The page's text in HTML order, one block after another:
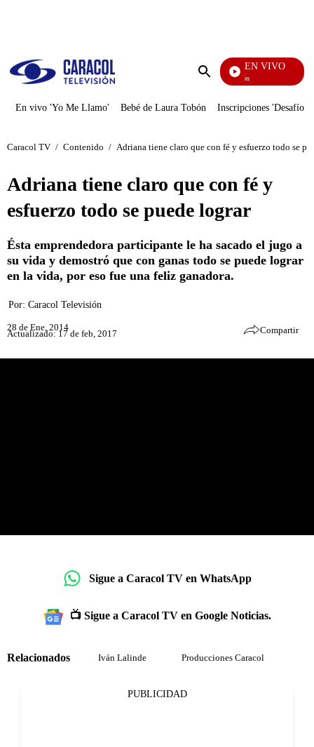
Enviar
EN VIVO
Pura Diversión
En vivo 'Yo Me Llamo' Bebé de Laura Tobón Inscripciones 'Desafío'
Caracol TV / Contenido / Adriana tiene claro que con fé y esfuerzo todo se
Adriana tiene claro que con fé y
esfuerzo todo se puede lograr
Ésta emprendedora participante le ha sacado el jugo a
su vida y demostró que con ganas todo se puede lograr
en la vida, por eso fue una feliz ganadora.
Por: Caracol Televisión
28 de Ene, 2014
Actualizado: 17 de feb, 2017 Compartir
Sigue a Caracol TV en WhatsApp
📺 Sigue a Caracol TV en Google Noticias.
Relacionados Iván Lalinde Producciones Caracol
PUBLICIDAD